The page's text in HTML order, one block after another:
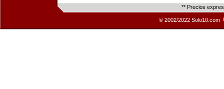
** Precios
© 2002/2022 Solo10.com